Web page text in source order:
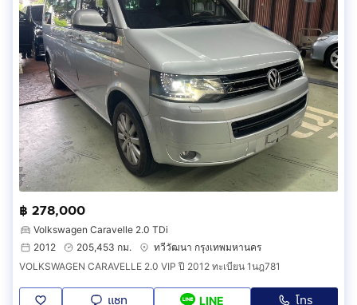
฿ 278,000
Volkswagen Caravelle 2.0 TDi
2012
205,453 กม.
ทวีวัฒนา กรุงเทพมหานคร
VOLKSWAGEN CARAVELLE 2.0 VIP ปี 2012 ทะเบียน 1นฎ781
แชท LINE โทร